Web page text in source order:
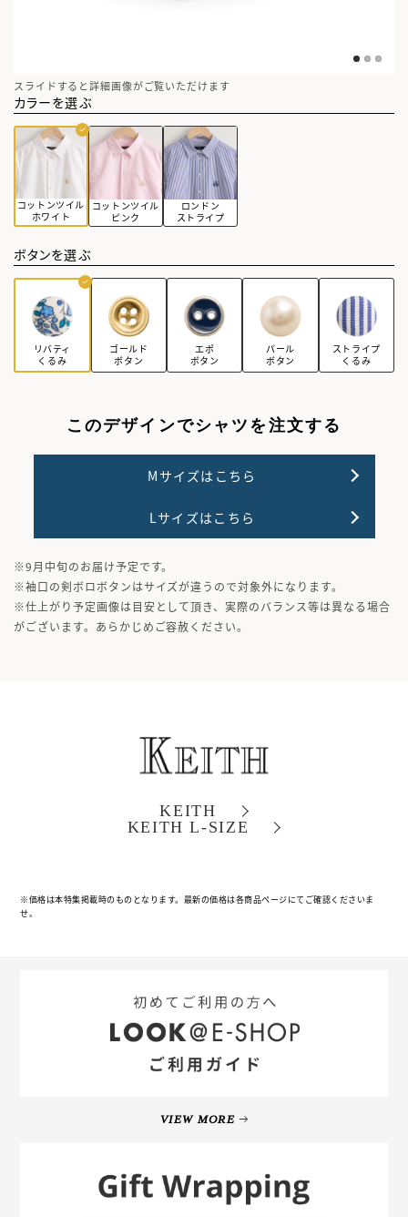
スライドすると詳細画像がご覧いただけます
カラーを選ぶ
コットンツイル
ホワイト
コットンツイル
ピンク
ロンドン
ストライプ
ボタンを選ぶ
リバティ
くるみ
ゴールド
ボタン
エポ
ボタン
パール
ボタン
ストライプ
くるみ
このデザインでシャツを注文する
Mサイズはこちら
Lサイズはこちら
※9月中旬のお届け予定です。
※袖口の剣ボロボタンはサイズが違うので対象外になります。
※仕上がり予定画像は目安として頂き、実際のバランス等は異なる場合
がございます。あらかじめご容赦ください。
KEITH
KEITH L-SIZE
※価格は本特集掲載時のものとなります。最新の価格は各商品ページにてご確認くださいま
せ。
VIEW MORE